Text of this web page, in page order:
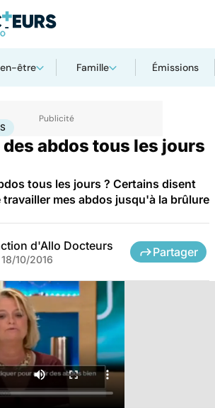
être Famille Émissions
abdos
abdos tous les jours
tous les jours ? Certains disent
mes abdos jusqu'à la brûlure
d'Allo Docteurs
18/10/2016
Partager